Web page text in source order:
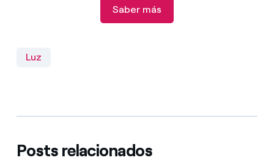
Saber más
Luz
Posts relacionados